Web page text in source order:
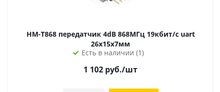
HM-T868 передатчик 4dB 868МГц 19кбит/с uart
26х15х7мм
Есть в наличии (1)
1 102 руб./шт